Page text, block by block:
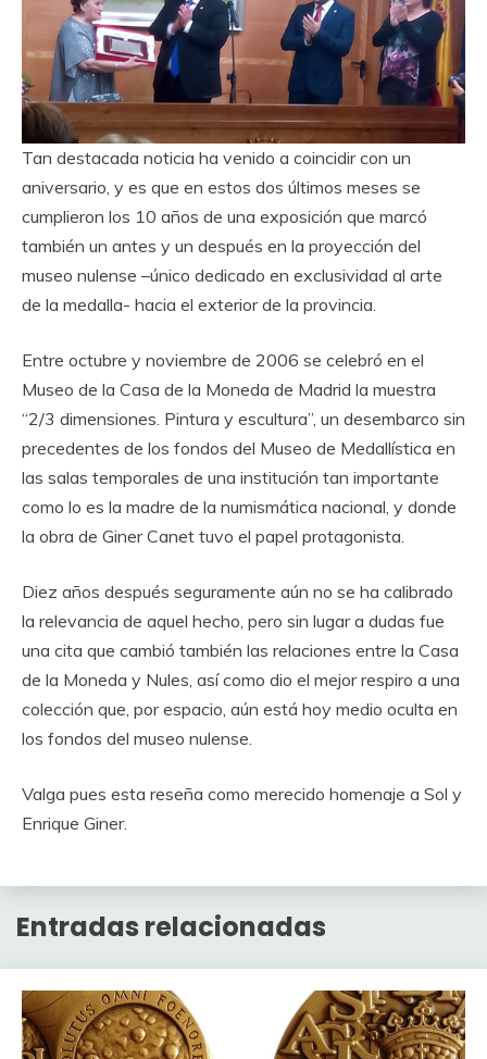
Tan destacada noticia ha venido a coincidir con un
aniversario, y es que en estos dos últimos meses se
cumplieron los 10 años de una exposición que marcó
también un antes y un después en la proyección del
museo nulense –único dedicado en exclusividad al arte
de la medalla- hacia el exterior de la provincia.
Entre octubre y noviembre de 2006 se celebró en el
Museo de la Casa de la Moneda de Madrid la muestra
“2/3 dimensiones. Pintura y escultura”, un desembarco sin
precedentes de los fondos del Museo de Medallística en
las salas temporales de una institución tan importante
como lo es la madre de la numismática nacional, y donde
la obra de Giner Canet tuvo el papel protagonista.
Diez años después seguramente aún no se ha calibrado
la relevancia de aquel hecho, pero sin lugar a dudas fue
una cita que cambió también las relaciones entre la Casa
de la Moneda y Nules, así como dio el mejor respiro a una
colección que, por espacio, aún está hoy medio oculta en
los fondos del museo nulense.
Valga pues esta reseña como merecido homenaje a Sol y
Enrique Giner.
Entradas relacionadas